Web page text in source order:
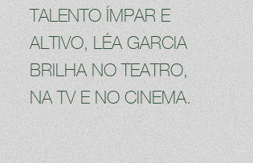
TALENTO ÍMPAR E
ALTIVO, LÉA GARCIA
BRILHA NO TEATRO,
NA TV E NO CINEMA.